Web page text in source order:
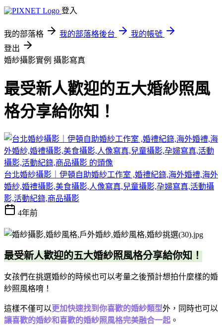
登入
我的部落格 我的部落格後台
我的帳號
登出
婚紗攝影實例 攝影寫真
最受新人歡迎的五大婚紗照風
格分享給你知！
台北婚紗攝影｜伊頓自助婚紗工作室 ,婚禮紀錄,海外婚禮,海外
婚紗,婚禮攝影,美食攝影,人像寫真,兒童攝影,孕婦寫真,活動攝
影,活動紀錄,商品攝影
4年前
最受新人歡迎的五大婚紗照風格分享給你知！
女孩們在挑選婚紗的時候也可以考量之後預計想拍什麼樣的婚
紗照風格唷！
這樣不僅可以更加快速找到你喜歡的婚紗類型外，同時也可以
讓喜歡的婚紗和喜歡的婚紗照風格完美融合一起。